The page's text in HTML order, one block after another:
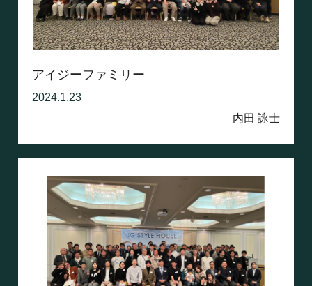
アイジーファミリー
2024.1.23
内田 詠士